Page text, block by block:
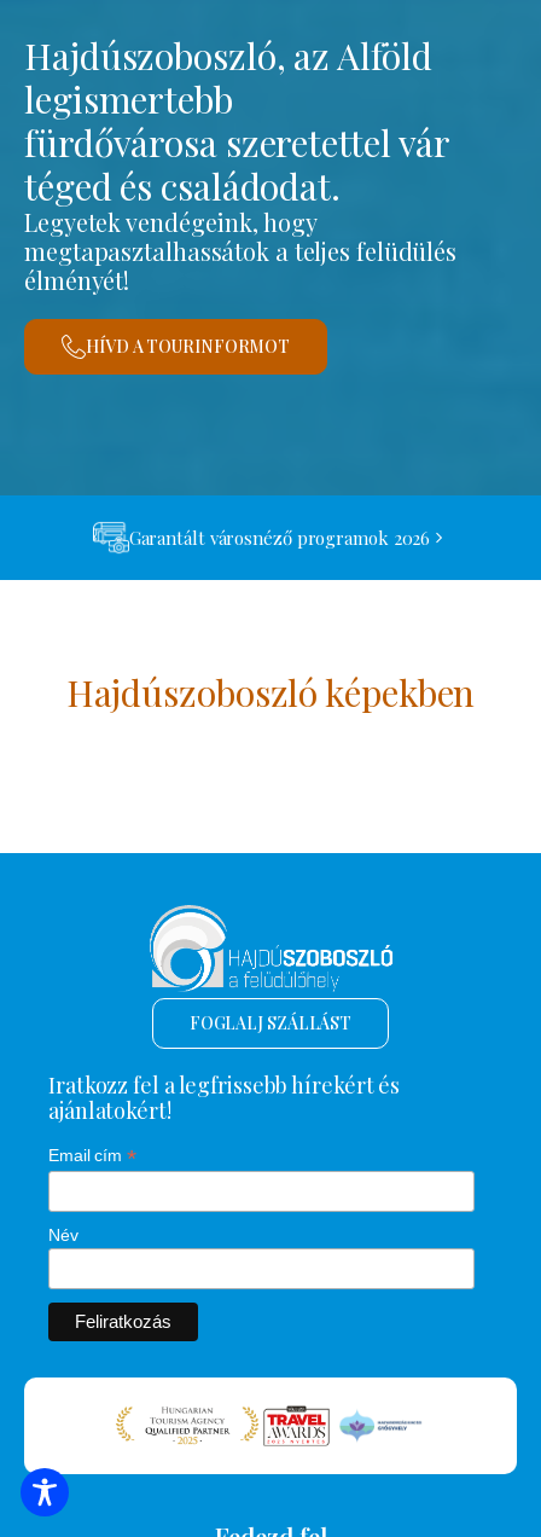
Hajdúszoboszló, az Alföld
legismertebb
fürdővárosa szeretettel vár
téged és családodat.
Legyetek vendégeink, hogy
megtapasztalhassátok a teljes felüdülés
élményét!
HÍVD A TOURINFORMOT
Garantált városnéző programok 2026
Hajdúszoboszló képekben
FOGLALJ SZÁLLÁST
Iratkozz fel a legfrissebb hírekért és
ajánlatokért!
Email cím *
Név